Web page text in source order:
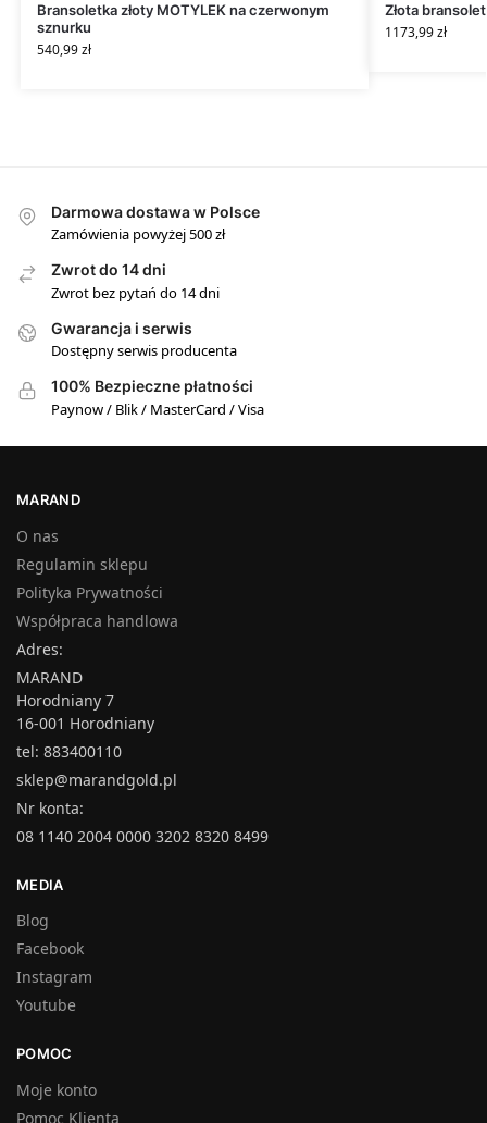
Bransoletka złoty MOTYLEK na czerwonym
sznurku
540,99zł
Złota
1173,99zł
Darmowa dostawa w Polsce
Zamówienia powyżej 500 zł
Zwrot do 14 dni
Zwrot bez pytań do 14 dni
Gwarancja i serwis
Dostępny serwis producenta
100% Bezpieczne płatności
Paynow / Blik / MasterCard / Visa
MARAND
O nas
Regulamin sklepu
Polityka Prywatności
Współpraca handlowa
Adres:
MARAND
Horodniany 7
16-001 Horodniany
tel: 883400110
sklep@marandgold.pl
Nr konta:
08 1140 2004 0000 3202 8320 8499
MEDIA
Blog
Facebook
Instagram
Youtube
POMOC
Moje konto
Pomoc Klienta